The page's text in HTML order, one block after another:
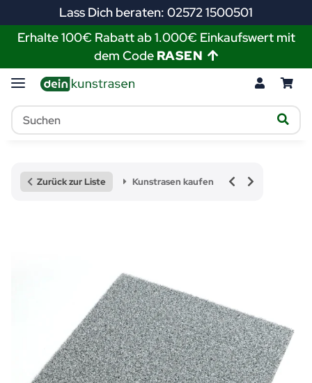
Lass Dich beraten: 02572 1500501
Erhalte 100€ Rabatt ab 1.000€ Einkaufswert mit
dem Code RASEN
Zurück zur Liste Kunstrasen kaufen